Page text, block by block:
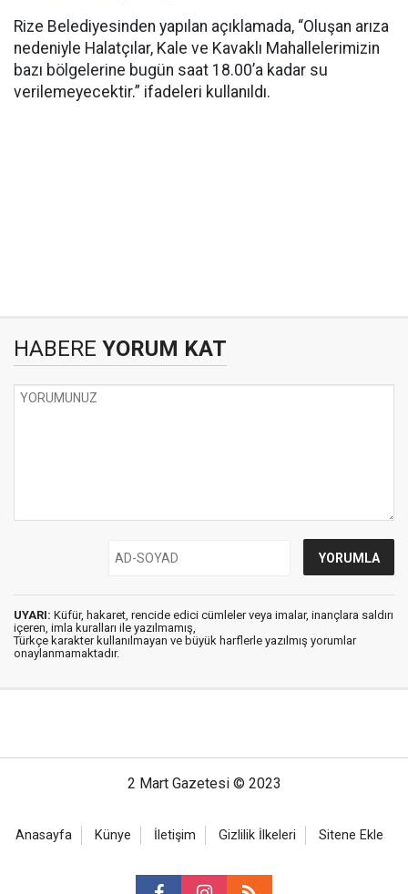
Rize Belediyesinden yapılan açıklamada, “Oluşan arıza
nedeniyle Halatçılar, Kale ve Kavaklı Mahallelerimizin
bazı bölgelerine bugün saat 18.00’a kadar su
verilemeyecektir.” ifadeleri kullanıldı.
HABERE YORUM KAT
UYARI: Küfür, hakaret, rencide edici cümleler veya imalar, inançlara saldırı
içeren, imla kuralları ile yazılmamış,
Türkçe karakter kullanılmayan ve büyük harflerle yazılmış yorumlar
onaylanmamaktadır.
2 Mart Gazetesi © 2023
Anasayfa Künye İletişim Gizlilik İlkeleri Sitene Ekle